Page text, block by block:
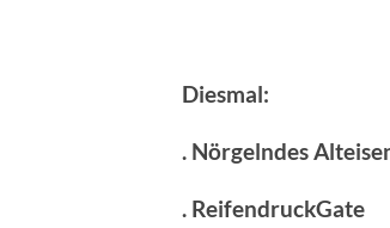
Diesmal:
. Nörgelndes
. ReifendruckGate